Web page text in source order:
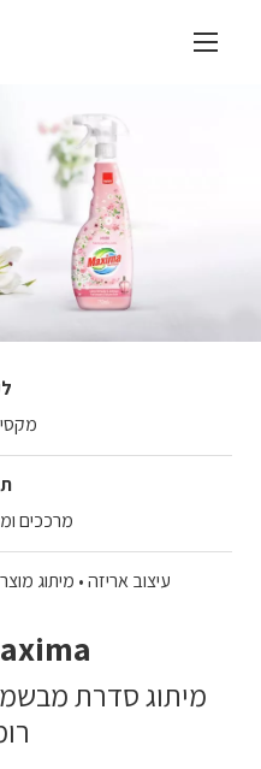
לִנְגִישׁוּת
מרככים
עיצוב אריזה • מיתוג
מיתוג סדרת